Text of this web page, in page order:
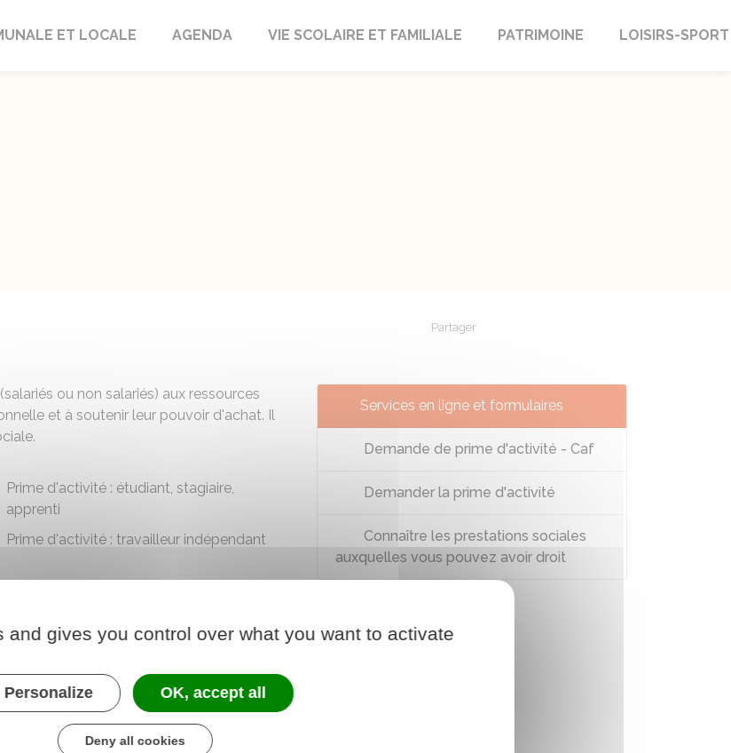
ET LOCALE AGENDA VIE SCOLAIRE ET FAMILIALE PATRIMOINE LOISIRS-SPORT
Partager
ou non salariés) aux ressources
et à soutenir leur pouvoir d'achat. Il
Prime d'activité : étudiant, stagiaire,
apprenti
Prime d'activité : travailleur indépendant
Services en ligne et formulaires
Demande de prime d'activité - Caf
Demander la prime d'activité
Connaître les prestations sociales
auxquelles vous pouvez avoir droit
and gives you control over what you want to activate
Personalize OK, accept all
Deny all cookies